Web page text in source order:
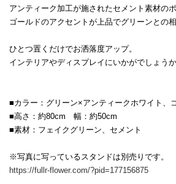
アンティーク加工が施されたセメント素材の
ゴールドのアクセントが上品でグリーンとの相
ひとつ置くだけでお洒落度アップ。
インテリアやディスプレイにいかがでしょう
■カラー：グリーン×アンティークホワイト、
■高さ：約80cm 幅：約50cm
■素材：フェイクグリーン、セメント
※写真に写っているスタンドは別売りです。
https://fullr-flower.com/?pid=177156875